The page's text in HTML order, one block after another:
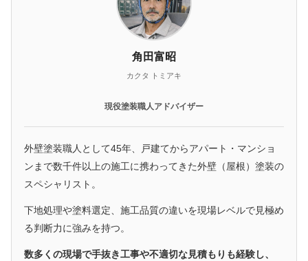
角田富昭
カクタ トミアキ
現役塗装職人アドバイザー
外壁塗装職人として45年、戸建てからアパート・マンショ
ンまで数千件以上の施工に携わってきた外壁（屋根）塗装の
スペシャリスト。
下地処理や塗料選定、施工品質の違いを現場レベルで見極め
る判断力に強みを持つ。
数多くの現場で手抜き工事や不適切な見積もりも経験し、